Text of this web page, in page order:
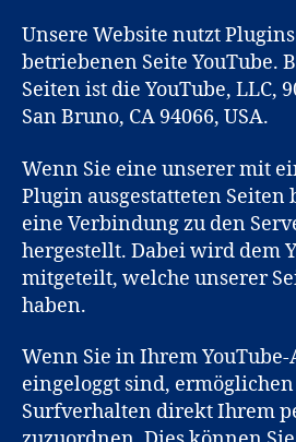
Unsere Website nutzt
betriebenen Seite YouTube.
Seiten ist die YouTube, LLC,
San Bruno, CA 94066, USA.
Wenn Sie eine unserer mit
Plugin ausgestatteten Seiten
eine Verbindung zu den
hergestellt. Dabei wird dem
mitgeteilt, welche unserer
haben.
Wenn Sie in Ihrem
eingeloggt sind, ermöglichen
Surfverhalten direkt Ihrem